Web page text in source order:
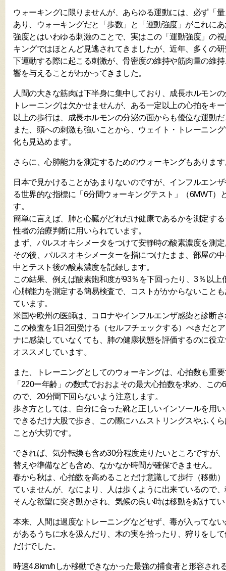
ウォーキングに限りませんが、あらゆる運動には、必ず「
あり、ウォーキングだと「歩数」と「運動強度」がこれに
強度とはいわゆる刺激のことで、実はこの「運動強度」の
キングではほとんど見逃されてきましたが、近年、多くの
下運動する際に起こる刺激が、骨密度の維持や筋肉量の維
響を与えることがわかってきました。
人間の大きな筋肉は下半身に集中しており、成長ホルモン
トレーニングは欠かせませんが、ある一定以上の心拍をキ
以上の歩行は、成長ホルモンの分泌の面からも優位な運動
また、頭への刺激も強いことから、ウェイト・トレーニン
化も見込めます。
さらに、心肺能力を測定するためのウォーキングもあります
日本で見かけることがあまりないのですが、インフルエン
る世界的な指標に「6分間ウォーキングテスト」（6MWT）
す。
簡単に言えば、肺と心臓がどれだけ健康であるかを測定す
性者の治療判断に用いられています。
まず、パルスオキシメータをつけて安静時の酸素濃度を測定
その後、パルスオキシメーターを指につけたまま、部屋の
中とテスト後の酸素濃度を記録します。
この結果、例えば酸素飽和度が93％を下回ったり、3％以上
心肺能力を測定する簡易検査で、コストがかからないこと
ています。
米国や欧州の医師は、コロナやインフルエンザ感染と診断
この検査を1日2回受ける（セルフチェックする）べきだと
ナに感染していなくても、肺の健康状態を評価するのに役
オススメしています。
また、トレーニングとしてのウォーキングは、心拍数も重
「220ー年齢」の数式でおおよその最大心拍数を求め、こ
ので、20分間下回らないよう注意します。
歩き方としては、自分に合った靴と正しいインソールを用
できるだけ大股で歩き、この際にハムストリングスやふく
ことが大切です。
できれば、気分転換も含め30分程度走りたいところですが
替えや準備なども含め、なかなか時間が確保できません。
春から秋は、心拍数を高めることだけ意識して歩行（移動
ていませんが、なにより、人は歩くように出来ているので
そんな欲望に突き動かされ、気候の良い時は移動を続けて
本来、人間は過度なトレーニングなどせず、毒が入ってな
があるうちに水を汲んだり、木の実を拾ったり、狩りをし
だけでした。
時速4.8km/hしか移動できなかった最強の捕食者と形容され